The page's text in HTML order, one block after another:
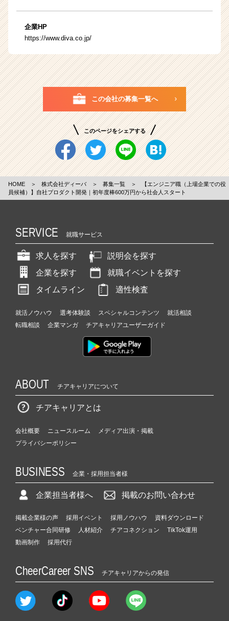
企業HP
https://www.diva.co.jp/
この会社の募集一覧へ
このページをシェアする
HOME ＞ 株式会社ディーバ ＞ 募集一覧 ＞
【エンジニア職（上場企業での役
員候補）】自社プロダクト開発｜初年度棒600万円から社会人スタート
SERVICE 就職サービス
求人を探す
説明会を探す
企業を探す
就職イベントを探す
タイムライン
適性検査
就活ノウハウ 選考体験談 スペシャルコンテンツ
就活相談
転職相談
企業マンガ チアキャリアユーザーガイド
ABOUT チアキャリアについて
チアキャリアとは
会社概要 ニュースルーム
メディア出演・掲載
プライバシーポリシー
BUSINESS 企業・採用担当者様
企業担当者様へ 掲載のお問い合わせ
掲載企業様の声 採用イベント 採用ノウハウ
資料ダウンロード
ベンチャー合同研修
人材紹介 チアコネクション
TikTok運用
動画制作
採用代行
CheerCareer SNS チアキャリアからの発信